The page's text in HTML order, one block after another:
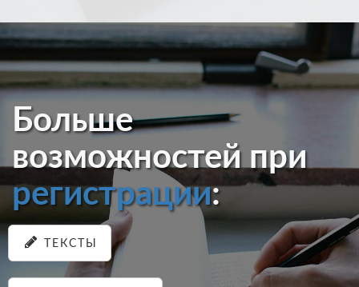
Больше
возможностей при
регистрации:
ТЕКСТЫ